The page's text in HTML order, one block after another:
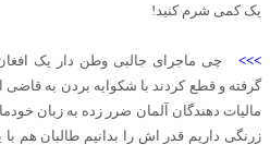
یک کمی شرم کنید!
>>> چی ماجرای جالبی وطن دار یک
گرفته و قطع کردند با شکوایه بردن به قاضی
مالیات دهندگان آلمان ضرر زده به زبان
زرنگی داریم قدر اش را بدانیم طالبان هم